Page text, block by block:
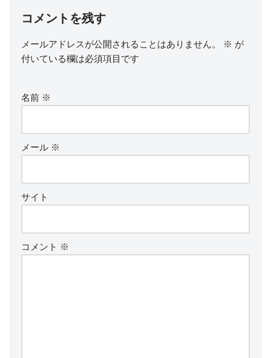
コメントを残す
メールアドレスが公開されることはありません。 ※ が
付いている欄は必須項目です
名前 ※
メール ※
サイト
コメント ※